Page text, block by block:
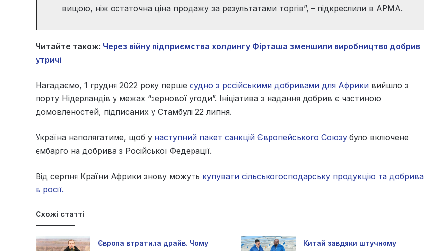
вищою, ніж остаточна ціна продажу за результатами торгів”, – підкреслили в АРМА.
Читайте також: Через війну підприємства холдингу Фірташа зменшили виробництво добрив
утричі
Нагадаємо, 1 грудня 2022 року перше судно з російськими добривами для Африки вийшло з
порту Нідерландів у межах “зернової угоди”. Ініціатива з надання добрив є частиною
домовленостей, підписаних у Стамбулі 22 липня.
Україна наполягатиме, щоб у наступний пакет санкцій Європейського Союзу було включене
ембарго на добрива з Російської Федерації.
Від серпня Країни Африки знову можуть купувати сільськогосподарську продукцію та добрива
в росії.
Схожі статті
Європа втратила драйв. Чому
Китай завдяки штучному